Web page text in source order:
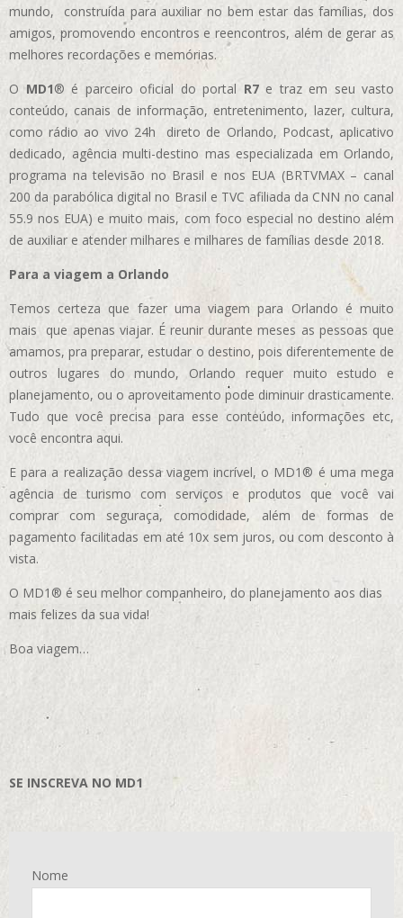
mundo, construída para auxiliar no bem estar das famílias, dos
amigos, promovendo encontros e reencontros, além de gerar as
melhores recordações e memórias.
OMD1® é parceiro oficial do portal R7e traz em seu vasto
conteúdo, canais de informação, entretenimento, lazer, cultura,
como rádio ao vivo 24h direto de Orlando, Podcast, aplicativo
dedicado, agência multi-destino mas especializada em Orlando,
programa na televisão no Brasil e nos EUA (BRTVMAX – canal
200 da parabólica digital no Brasil e TVC afiliada da CNN no canal
55.9 nos EUA) e muito mais, com foco especial no destino além
de auxiliar e atender milhares e milhares de famílias desde 2018.
Para a viagem a Orlando
Temos certeza que fazer uma viagem para Orlando é muito
mais que apenas viajar. É reunir durante meses as pessoas que
amamos, pra preparar, estudar o destino, pois diferentemente de
outros lugares do mundo, Orlando requer muito estudo e
planejamento, ou o aproveitamento pode diminuir drasticamente.
Tudo que você precisa para esse conteúdo, informações etc,
você encontra aqui.
E para a realização dessa viagem incrível, o MD1® é uma mega
agência de turismo com serviços e produtos que você vai
comprar com seguraça, comodidade, além de formas de
pagamento facilitadas em até 10x sem juros, ou com desconto à
vista.
O MD1® é seu melhor companheiro, do planejamento aos dias
mais felizes da sua vida!
Boa viagem…
SE INSCREVA NO MD1
Nome